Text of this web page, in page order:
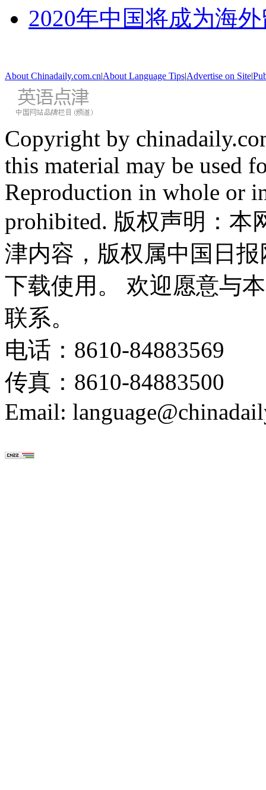
2020年中国将成为海
About Chinadaily.com.cn|About Language Tips|Advertise on Site|
Copyright by
this material may be used
Reproduction in whole or
prohibited. 版权声明：
津内容，版权属中国日
下载使用。 欢迎愿意与
联系。
电话：8610-84883569
传真：8610-84883500
Email: